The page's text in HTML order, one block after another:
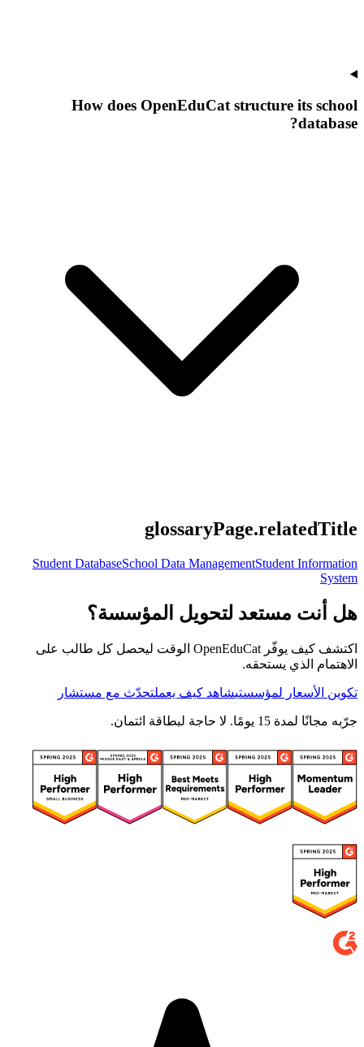
How does OpenEduCat structure its school
database?
glossaryPage.relatedTitle
Student DatabaseSchool Data ManagementStudent Information
System
هل أنت مستعد لتحويل المؤسسة؟
اكتشف كيف يوفّر OpenEduCat الوقت ليحصل كل طالب على
الاهتمام الذي يستحقه.
تكوين الأسعار لمؤسستيشاهد كيف يعملتحدّث مع مستشار
جرّبه مجانًا لمدة 15 يومًا. لا حاجة لبطاقة ائتمان.